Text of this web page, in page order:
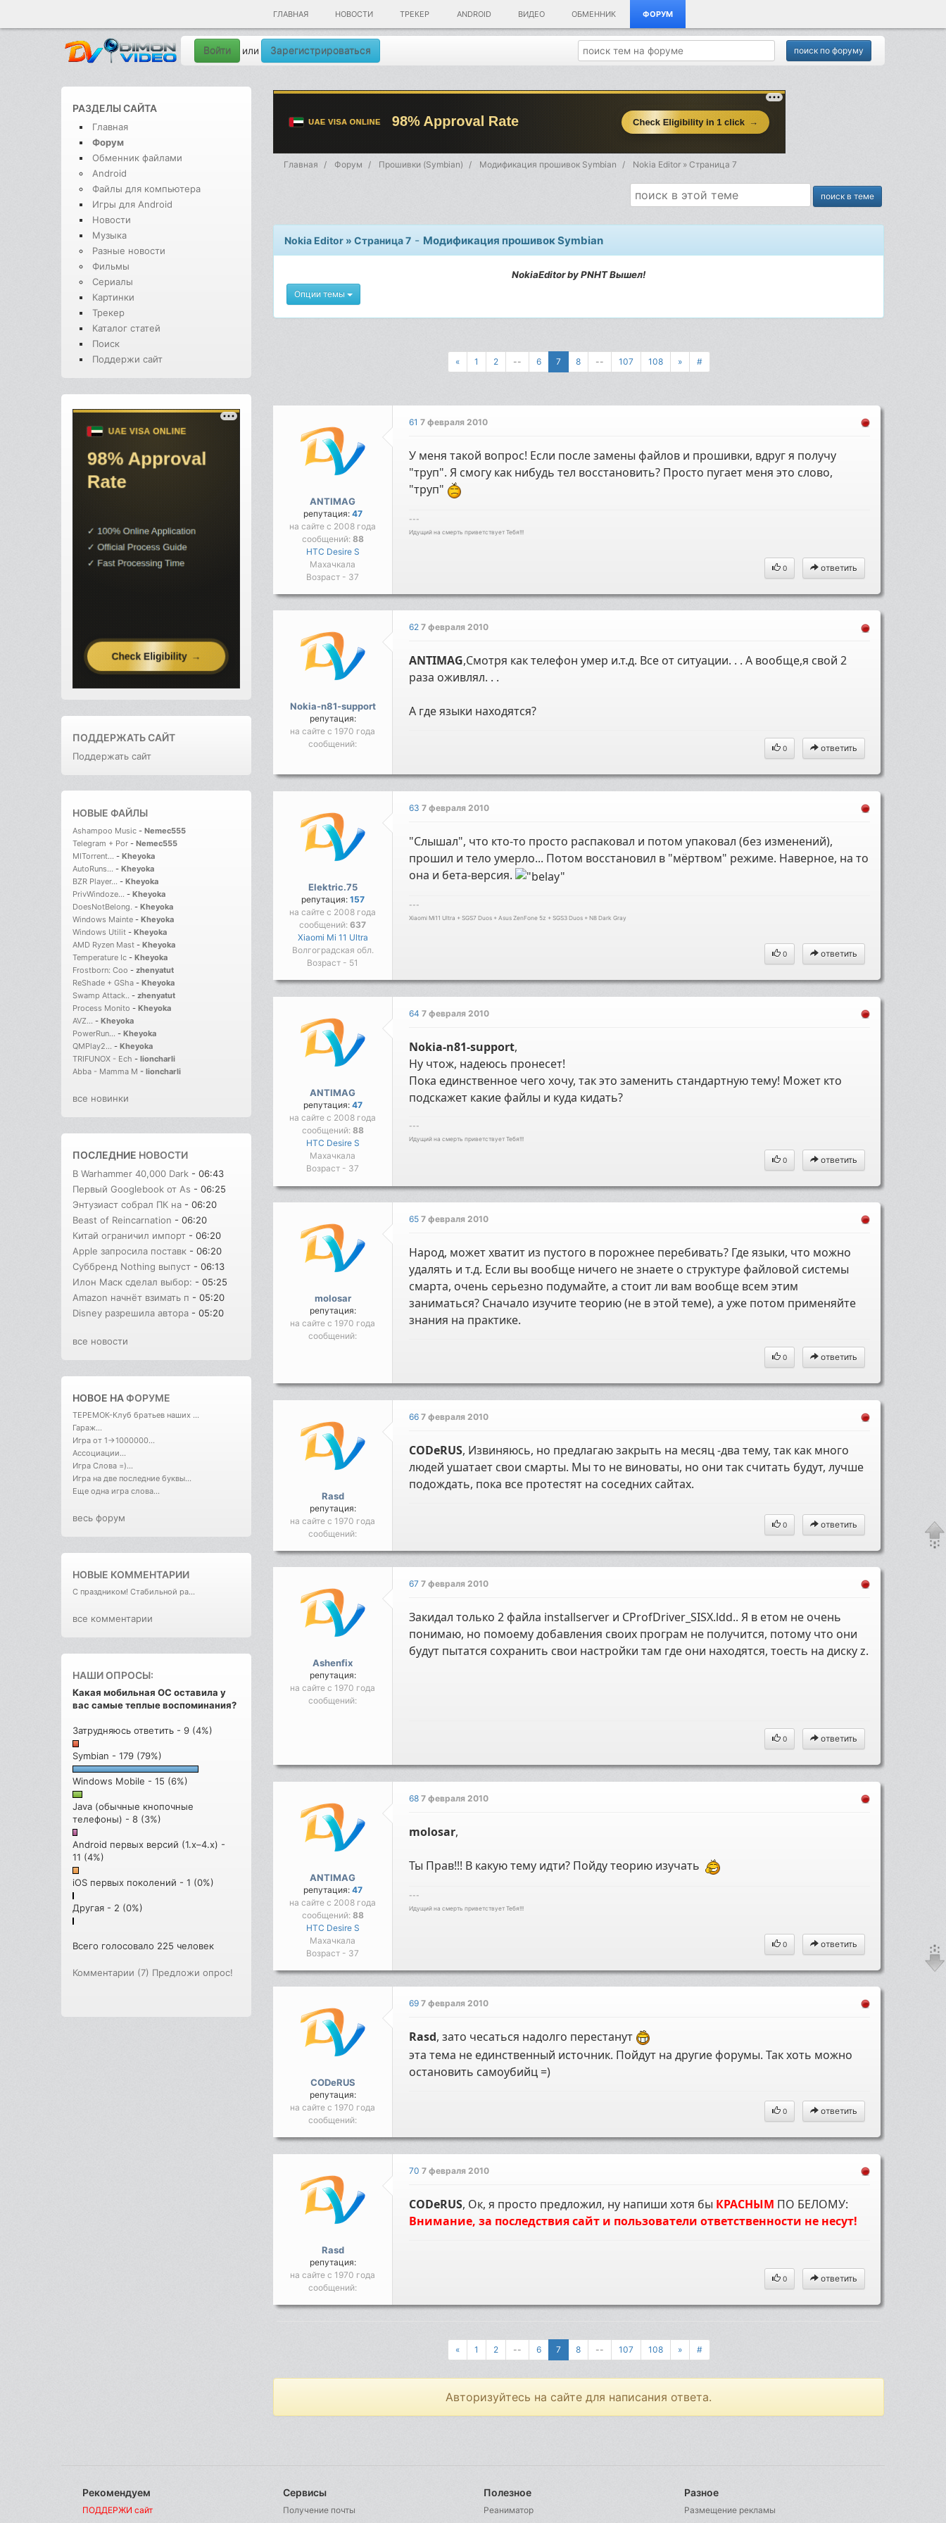
ГЛАВНАЯ НОВОСТИ ТРЕКЕР ANDROID ВИДЕО ОБМЕННИК ФОРУМ
Войти или Зарегистрироваться
РАЗДЕЛЫ САЙТА
Главная
Форум
Обменник файлами
Android
Файлы для компьютера
Игры для Android
Новости
Музыка
Разные новости
Фильмы
Сериалы
Картинки
Трекер
Каталог статей
Поиск
Поддержи сайт
ПОДДЕРЖАТЬ САЙТ
Поддержать сайт
НОВЫЕ ФАЙЛЫ
Ashampoo Music - Nemec555
Telegram + Por - Nemec555
MITorrent... - Kheyoka
AutoRuns... - Kheyoka
BZR Player... - Kheyoka
PrivWindoze... - Kheyoka
DoesNotBelong. - Kheyoka
Windows Mainte - Kheyoka
Windows Utilit - Kheyoka
AMD Ryzen Mast - Kheyoka
Temperature Ic - Kheyoka
Frostborn: Coo - zhenyatut
ReShade + GSha - Kheyoka
Swamp Attack.. - zhenyatut
Process Monito - Kheyoka
AVZ... - Kheyoka
PowerRun... - Kheyoka
QMPlay2... - Kheyoka
TRIFUNOX - Ech - lioncharli
Abba - Mamma M - lioncharli
все новинки
ПОСЛЕДНИЕ НОВОСТИ
В Warhammer 40,000 Dark - 06:43
Первый Googlebook от As - 06:25
Энтузиаст собрал ПК на - 06:20
Beast of Reincarnation - 06:20
Китай ограничил импорт - 06:20
Apple запросила поставк - 06:20
Суббренд Nothing выпуст - 06:13
Илон Маск сделал выбор: - 05:25
Amazon начнёт взимать п - 05:20
Disney разрешила автора - 05:20
все новости
НОВОЕ НАФОРУМЕ
ТЕРЕМОК-Клуб братьев наших ...
Гараж...
Игра от 1->1000000...
Ассоциации...
Игра Слова =)...
Игра на две последние буквы...
Еще одна игра слова...
весь форум
НОВЫЕ КОММЕНТАРИИ
С праздником! Стабильной ра...
все комментарии
НАШИ ОПРОСЫ:
Какая мобильная ОС оставила у
вас самые теплые воспоминания?
Затрудняюсь ответить - 9 (4%)
Symbian - 179 (79%)
Windows Mobile - 15 (6%)
Java (обычные кнопочные
телефоны) - 8 (3%)
Android первых версий (1.x–4.x) -
11 (4%)
iOS первых поколений - 1 (0%)
Другая - 2 (0%)
Всего голосовало 225 человек
Комментарии (7) Предложи опрос!
Главная Форум Прошивки (Symbian) Модификация прошивок Symbian Nokia Editor » Страница 7
Nokia Editor » Страница 7 - Модификация прошивок Symbian
NokiaEditor by PNHT Вышел!
Опции темы
« 1 2 -- 6 7 8 -- 107 108 » #
ANTIMAG
репутация: 47
на сайте с 2008 года
сообщений: 88
HTC Desire S
Махачкала
Возраст - 37
61 7 февраля 2010
У меня такой вопрос! Если после замены файлов и прошивки, вдруг я получу
"труп". Я смогу как нибудь тел восстановить? Просто пугает меня это слово,
"труп"
---
Идущий на смерть приветствует Тебя!!!
0 ответить
Nokia-n81-support
репутация:
на сайте с 1970 года
сообщений:
62 7 февраля 2010
ANTIMAG,Смотря как телефон умер и.т.д. Все от ситуации. . . А вообще,я свой 2
раза оживлял. . .
А где языки находятся?
0 ответить
Elektric.75
репутация: 157
на сайте с 2008 года
сообщений:637
Xiaomi Mi 11 Ultra
Волгоградская обл.
Возраст - 51
63 7 февраля 2010
"Слышал", что кто-то просто распаковал и потом упаковал (без изменений),
прошил и тело умерло... Потом восстановил в "мёртвом" режиме. Наверное, на то
она и бета-версия.
---
Xiaomi Mi11 Ultra + SGS7 Duos + Asus ZenFone 5z + SGS3 Duos + N8 Dark Gray
0 ответить
ANTIMAG
репутация: 47
на сайте с 2008 года
сообщений: 88
HTC Desire S
Махачкала
Возраст - 37
64 7 февраля 2010
Nokia-n81-support,
Ну чтож, надеюсь пронесет!
Пока единственное чего хочу, так это заменить стандартную тему! Может кто
подскажет какие файлы и куда кидать?
---
Идущий на смерть приветствует Тебя!!!
0 ответить
molosar
репутация:
на сайте с 1970 года
сообщений:
65 7 февраля 2010
Народ, может хватит из пустого в порожнее перебивать? Где языки, что можно
удалять и т.д. Если вы вообще ничего не знаете о структуре файловой системы
смарта, очень серьезно подумайте, а стоит ли вам вообще всем этим
заниматься? Сначало изучите теорию (не в этой теме), а уже потом применяйте
знания на практике.
0 ответить
Rasd
репутация:
на сайте с 1970 года
сообщений:
66 7 февраля 2010
CODeRUS, Извиняюсь, но предлагаю закрыть на месяц -два тему, так как много
людей ушатает свои смарты. Мы то не виноваты, но они так считать будут, лучше
подождать, пока все протестят на соседних сайтах.
0 ответить
Ashenfix
репутация:
на сайте с 1970 года
сообщений:
67 7 февраля 2010
Закидал только 2 файла installserver и CProfDriver_SISX.ldd.. Я в етом не очень
понимаю, но помоему добавления своих програм не получится, потому что они
будут пытатся сохранить свои настройки там где они находятся, тоесть на диску z.
0 ответить
ANTIMAG
репутация: 47
на сайте с 2008 года
сообщений: 88
HTC Desire S
Махачкала
Возраст - 37
68 7 февраля 2010
molosar,
Ты Прав!!! В какую тему идти? Пойду теорию изучать
---
Идущий на смерть приветствует Тебя!!!
0 ответить
CODeRUS
репутация:
на сайте с 1970 года
сообщений:
69 7 февраля 2010
Rasd, зато чесаться надолго перестанут
эта тема не единственный источник. Пойдут на другие форумы. Так хоть можно
остановить самоубийц =)
0 ответить
Rasd
репутация:
на сайте с 1970 года
сообщений:
70 7 февраля 2010
CODeRUS, Ок, я просто предложил, ну напиши хотя бы КРАСНЫМ ПО БЕЛОМУ:
Внимание, за последствия сайт и пользователи ответственности не несут!
0 ответить
« 1 2 -- 6 7 8 -- 107 108 » #
Авторизуйтесь на сайте для написания ответа.
Рекомендуем
ПОДДЕРЖИ сайт
Сервисы
Получение почты
Полезное
Реаниматор
Разное
Размещение рекламы